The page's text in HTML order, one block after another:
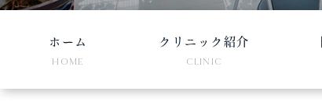
ホーム
HOME
クリニック紹介
CLINIC